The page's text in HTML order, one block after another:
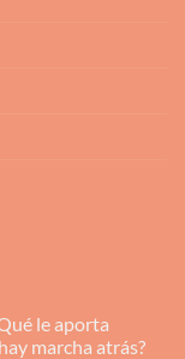
le aporta
marcha atrás?